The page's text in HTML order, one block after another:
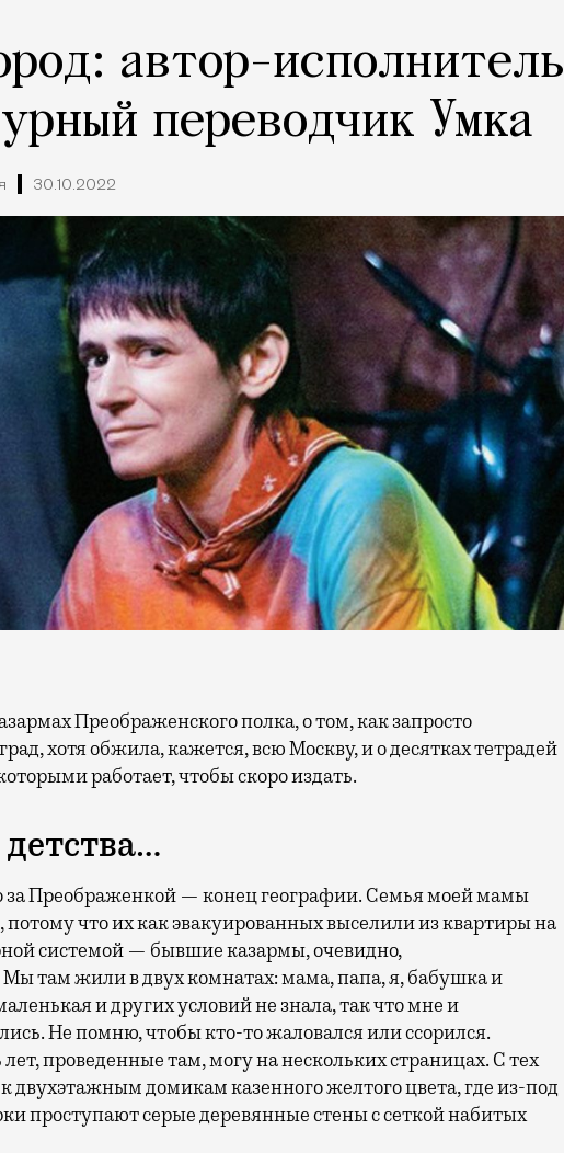
автор-исполнитель
переводчик Умка
30.10.2022
хотя обжила, кажется, всю Москву, и о десятках тетрадей
работает, чтобы скоро издать.
за Преображенкой — конец географии. Семья моей мамы
потому что их как эвакуированных выселили из квартиры на
системой — бывшие казармы, очевидно,
там жили в двух комнатах: мама, папа, я, бабушка и
и других условий не знала, так что мне и
Не помню, чтобы кто-то жаловался или ссорился.
проведенные там, могу на нескольких страницах. С тех
двухэтажным домикам казенного желтого цвета, где из-под
проступают серые деревянные стены с сеткой набитых